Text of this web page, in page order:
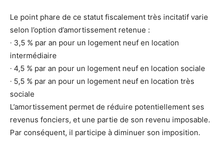
Le point phare de ce statut fiscalement très incitatif varie
selon l’option d’amortissement retenue :
∙ 3,5 % par an pour un logement neuf en location
intermédiaire
∙ 4,5 % par an pour un logement neuf en location sociale
∙ 5,5 % par an pour un logement neuf en location très
sociale
L’amortissement permet de réduire potentiellement ses
revenus fonciers, et une partie de son revenu imposable.
Par conséquent, il participe à diminuer son imposition.